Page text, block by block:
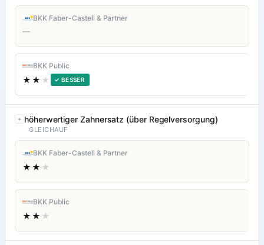
BKK Faber-Castell & Partner
—
BKK Public
★★ ★ ✓ BESSER
höherwertiger Zahnersatz (über Regelversorgung)
GLEICHAUF
BKK Faber-Castell & Partner
★★ ★
BKK Public
★★ ★